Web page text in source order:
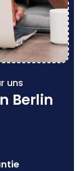
uns
Berlin